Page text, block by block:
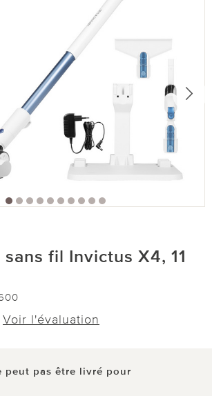
fil Invictus X4, 11
Voir l'évaluation
peut pas être livré pour